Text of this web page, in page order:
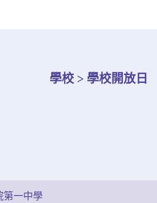
學校 > 學校開放日
第一中學